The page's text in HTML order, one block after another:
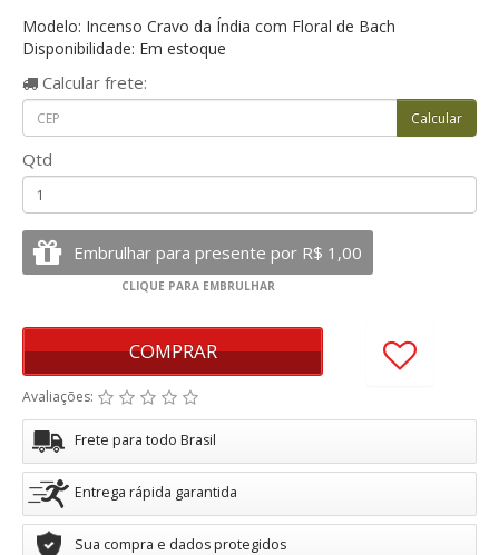
Modelo: Incenso Cravo da Índia com Floral de Bach
Disponibilidade: Em estoque
Calcular frete:
Qtd
COMPRAR
Avaliações:
Frete para todo Brasil
Entrega rápida garantida
Sua compra e dados protegidos